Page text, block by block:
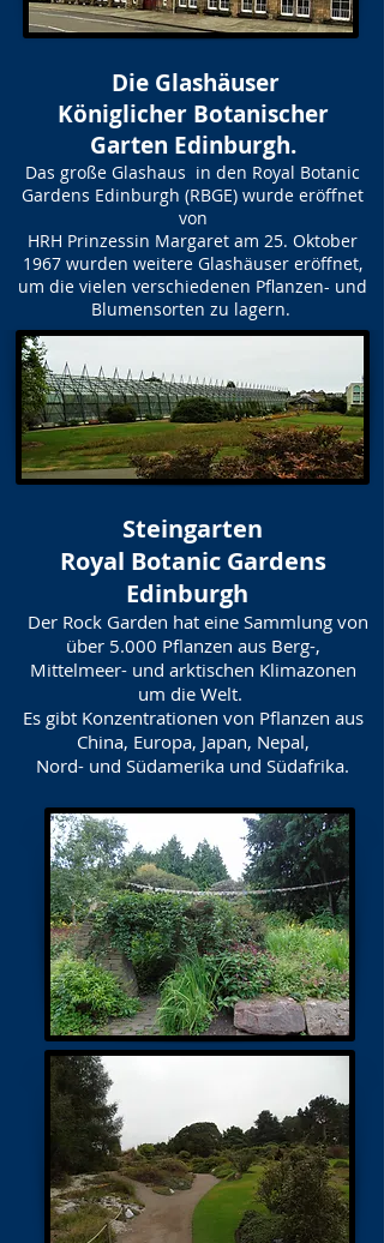
Die Glashäuser
Königlicher Botanischer
Garten Edinburgh.
Das große Glashaus in den Royal Botanic
Gardens Edinburgh (RBGE) wurde eröffnet
von
HRH Prinzessin Margaret am 25. Oktober
1967 wurden weitere Glashäuser eröffnet,
um die vielen verschiedenen Pflanzen- und
Blumensorten zu lagern.
Steingarten
Royal Botanic Gardens
Edinburgh
Der Rock Garden hat eine Sammlung von
über 5.000 Pflanzen aus Berg-,
Mittelmeer- und arktischen Klimazonen
um die Welt.
Es gibt Konzentrationen von Pflanzen aus
China, Europa, Japan, Nepal,
Nord- und Südamerika und Südafrika.